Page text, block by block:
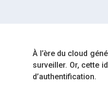
À l’ère du cloud
surveiller. Or, cette
d’authentification.